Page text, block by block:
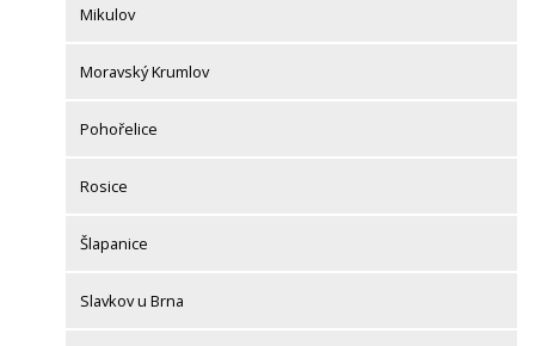
Mikulov
Moravský Krumlov
Pohořelice
Rosice
Šlapanice
Slavkov u Brna